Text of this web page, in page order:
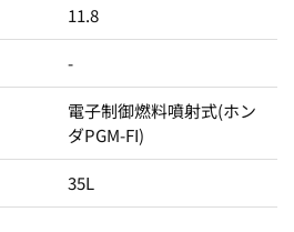
11.8
-
電子制御燃料噴射式(ホン
ダPGM-FI)
35L